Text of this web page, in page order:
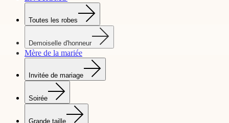
Toutes les robes
Demoiselle d'honneur
Mère de la mariée
Invitée de mariage
Soirée
Grande taille